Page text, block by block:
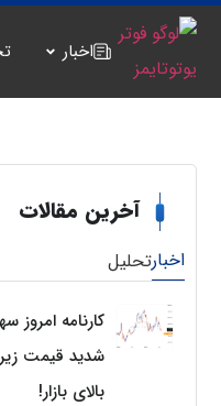
اخبار
آخرین مقالات
اخبارتحلیل
کارنامه امروز
شدید قیمت زیر
بالای بازار!